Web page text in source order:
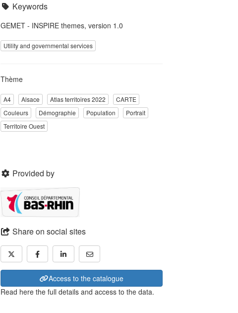
Keywords
GEMET - INSPIRE themes, version 1.0
Utility and governmental services
Thème
A4 Alsace Atlas territoires 2022
CARTE
Couleurs
Démographie Population
Portrait
Territoire Ouest
Provided by
Share on social sites
Access to the catalogue
Read here the full details and access to the data.